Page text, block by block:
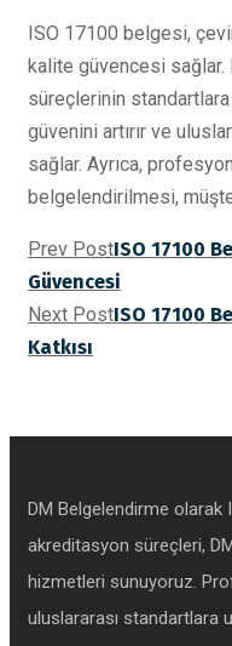
ISO 17100 belgesi,
kalite güvencesi
süreçlerinin
güvenini artırır ve
sağlar. Ayrıca,
belgelendirilmesi,
Prev PostISO 17100
Güvencesi
Next PostISO 17100
Katkısı
DM Belgelendirme olarak
akreditasyon süreçleri,
hizmetleri sunuyoruz.
uluslararası standartlara